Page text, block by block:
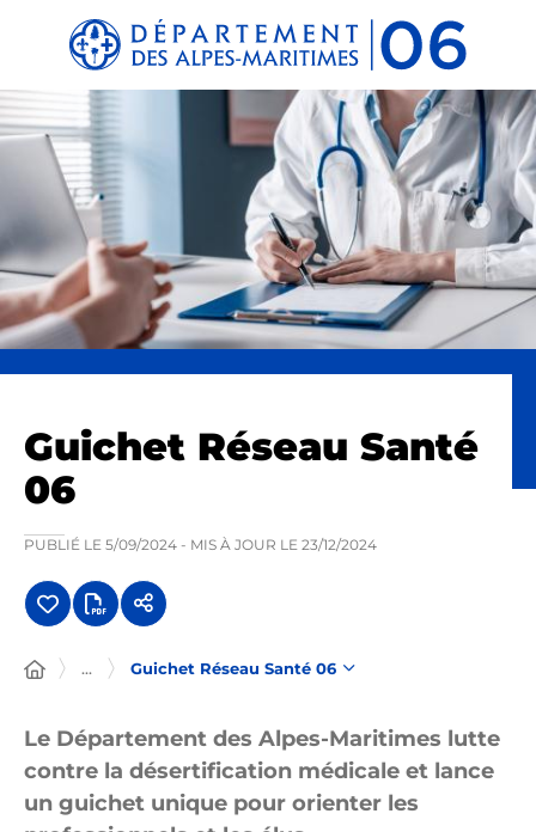
Panneau de gestion des cookies
Guichet Réseau Santé
06
PUBLIÉ LE 5/09/2024 - MIS À JOUR LE 23/12/2024
... Guichet Réseau Santé 06
Le Département des Alpes-Maritimes lutte
contre la désertification médicale et lance
un guichet unique pour orienter les